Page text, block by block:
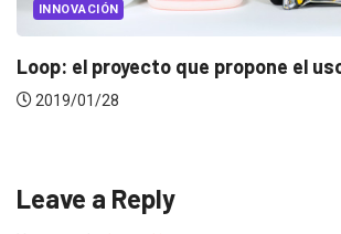
INNOVACIÓN
Amazon Scout: el nuevo robot
repartidor...
Leave a Reply